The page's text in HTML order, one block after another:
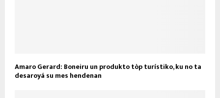
Amaro Gerard: Boneiru un produkto tòp turístiko, ku no ta
desaroyá su mes hendenan